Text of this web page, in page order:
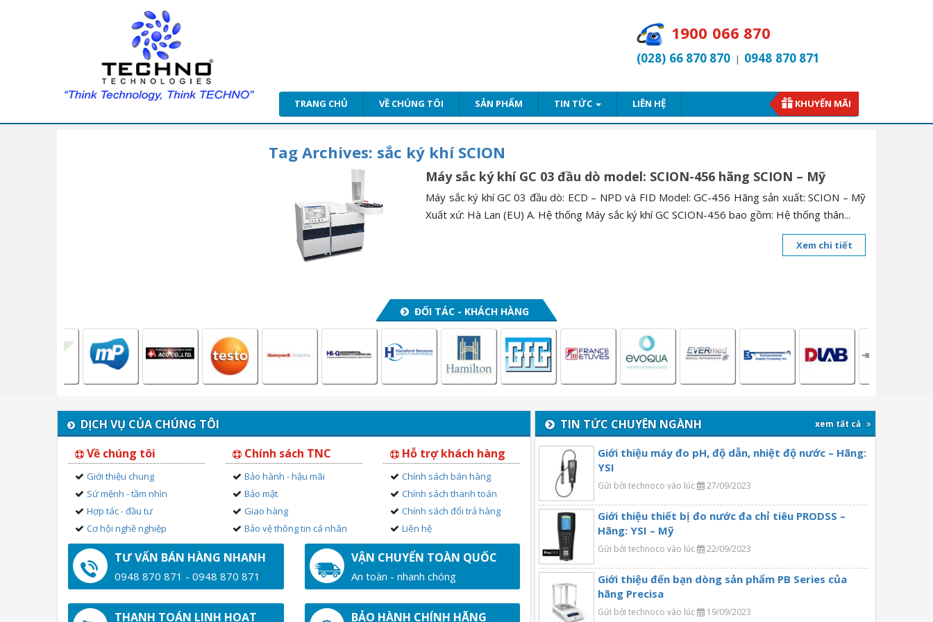
1900 066 870
(028) 66 870 870 | 0948 870 871
TRANG CHỦ VỀ CHÚNG TÔI SẢN PHẨM TIN TỨC LIÊN HỆ KHUYẾN MÃI
Tag Archives: sắc ký khí SCION
Máy sắc ký khí GC 03 đầu dò model: SCION-456 hãng SCION – Mỹ
Máy sắc ký khí GC 03 đầu dò: ECD – NPD và FID Model: GC-456 Hãng sản xuất: SCION – Mỹ
Xuất xứ: Hà Lan (EU) A. Hệ thống Máy sắc ký khí GC SCION-456 bao gồm: Hệ thống thân...
Xem chi tiết
ĐỐI TÁC - KHÁCH HÀNG
DỊCH VỤ CỦA CHÚNG TÔI
Về chúng tôi
Giới thiệu chung
Sứ mệnh - tầm nhìn
Hợp tác - đầu tư
Cơ hội nghề nghiệp
Chính sách TNC
Bảo hành - hậu mãi
Bảo mật
Giao hàng
Bảo vệ thông tin cá nhân
Hỗ trợ khách hàng
Chính sách bán hàng
Chính sách thanh toán
Chính sách đổi trả hàng
Liên hệ
TƯ VẤN BÁN HÀNG NHANH
0948 870 871 - 0948 870 871
VẬN CHUYỂN TOÀN QUỐC
An toàn - nhanh chóng
THANH TOÁN LINH HOẠT BẢO HÀNH CHÍNH HÃNG
TIN TỨC CHUYÊN NGÀNH xem tất cả
Giới thiệu máy đo pH, độ dẫn, nhiệt độ nước – Hãng:
YSI
Gửi bởi technoco vào lúc 27/09/2023
Giới thiệu thiết bị đo nước đa chỉ tiêu PRODSS –
Hãng: YSI – Mỹ
Gửi bởi technoco vào lúc 22/09/2023
Giới thiệu đến bạn dòng sản phẩm PB Series của
hãng Precisa
Gửi bởi technoco vào lúc 19/09/2023